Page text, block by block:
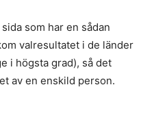
som har en sådan
valresultatet i de länder
i högsta grad), så det
av en enskild person.